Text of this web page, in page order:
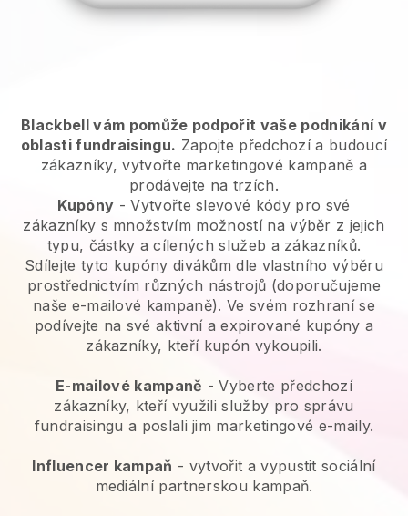
Blackbell vám pomůže podpořit vaše podnikání v
oblasti fundraisingu. Zapojte předchozí a budoucí
zákazníky, vytvořte marketingové kampaně a
prodávejte na trzích.
Kupóny - Vytvořte slevové kódy pro své
zákazníky s množstvím možností na výběr z jejich
typu, částky a cílených služeb a zákazníků.
Sdílejte tyto kupóny divákům dle vlastního výběru
prostřednictvím různých nástrojů (doporučujeme
naše e-mailové kampaně). Ve svém rozhraní se
podívejte na své aktivní a expirované kupóny a
zákazníky, kteří kupón vykoupili.
E-mailové kampaně -Vyberte předchozí
zákazníky, kteří využili služby pro správu
fundraisingu a poslali jim marketingové e-maily.
Influencer kampaň - vytvořit a vypustit sociální
mediální partnerskou kampaň.